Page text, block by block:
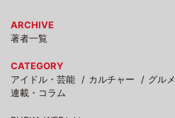
ARCHIVE
著者一覧
CATEGORY
アイドル・芸能
カルチャー グルメ
連載・コラム